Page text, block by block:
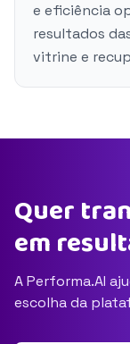
e eficiência
resultados
vitrine e
Quer
em
A Performa.AI
escolha da